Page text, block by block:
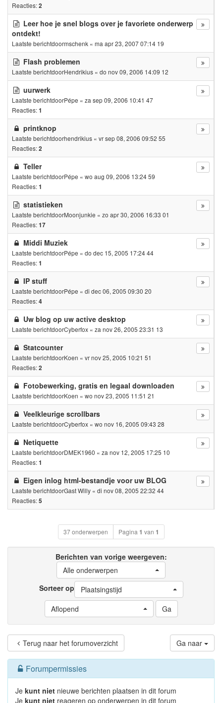
Reacties:2
Leer hoe je snel blogs over je favoriete onderwerp
ontdekt!
Laatste berichtdoormschenk « ma apr 23, 2007 07:14 19
Flash problemen
Laatste berichtdoorHendrikius « do nov 09, 2006 14:09 12
uurwerk
Laatste berichtdoorPépe « za sep 09, 2006 10:41 47
Reacties:1
printknop
Laatste berichtdoorhendrikius « vr sep 08, 2006 09:52 55
Reacties:2
Teller
Laatste berichtdoorPépe « wo aug 09, 2006 13:24 59
Reacties:1
statistieken
Laatste berichtdoorMoonjunkie « zo apr 30, 2006 16:33 01
Reacties:17
Middi Muziek
Laatste berichtdoorPépe « do dec 15, 2005 17:24 44
Reacties:1
IP stuff
Laatste berichtdoorPépe « di dec 06, 2005 09:30 20
Reacties:4
Uw blog op uw active desktop
Laatste berichtdoorCyberfox « za nov 26, 2005 23:31 13
Statcounter
Laatste berichtdoorKoen « vr nov 25, 2005 10:21 51
Reacties:2
Fotobewerking, gratis en legaal downloaden
Laatste berichtdoorKoen « wo nov 23, 2005 11:51 21
Veelkleurige scrollbars
Laatste berichtdoorCyberfox « wo nov 16, 2005 09:43 28
Netiquette
Laatste berichtdoorDMEK1960 « za nov 12, 2005 17:25 10
Reacties:1
Eigen inlog html-bestandje voor uw BLOG
Laatste berichtdoorGast Willy « di nov 08, 2005 22:32 44
Reacties:5
37 onderwerpen Pagina 1 van 1
Berichten van vorige weergeven:
Alle onderwerpen
Sorteer op
Plaatsingstijd
Aflopend
Terug naar het forumoverzicht Ga naar
Forumpermissies
Je kunt niet nieuwe berichten plaatsen in dit forum
Je kunt niet reageren op onderwerpen in dit forum